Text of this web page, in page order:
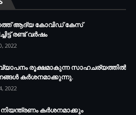
ആദ്യ കോവിഡ് കേസ്
രണ്ട് വര്‍ഷം
2022
രൂക്ഷമാകുന്ന സാഹചര്യത്തില്‍
കര്‍ശനമാക്കുന്നു.
2022
കര്‍ശനമാക്കും